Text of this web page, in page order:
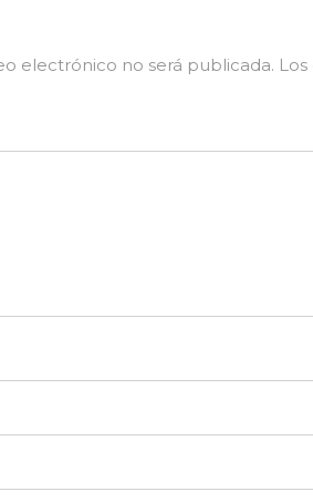
electrónico no será publicada.